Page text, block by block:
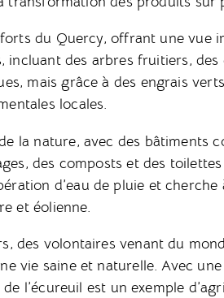
du Quercy, offrant une vue
incluant des arbres fruitiers, des
mais grâce à des engrais
locales.
la nature, avec des bâtiments
des composts et des
d’eau de pluie et cherche
et éolienne.
des volontaires venant du
vie saine et naturelle. Avec
l’écureuil est un exemple